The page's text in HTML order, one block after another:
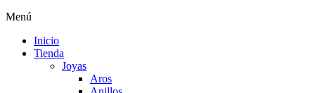
Menú
Inicio
Tienda
Joyas
Aros